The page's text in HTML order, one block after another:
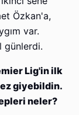
Özkan'a,
var.
günlerdi.
Lig'in ilk
giyebildin.
neler?